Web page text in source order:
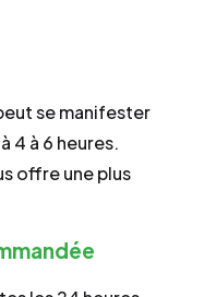
se manifester
4 à 6 heures.
offre une plus